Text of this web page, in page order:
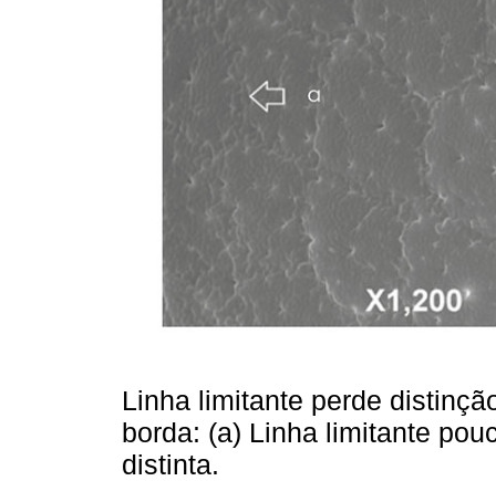
Linha limitante perde
borda: (a) Linha limitante
distinta.